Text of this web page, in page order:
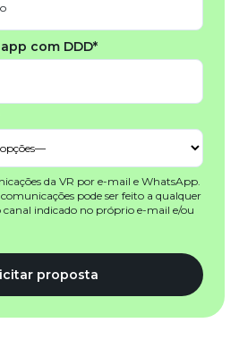
com DDD*
da VR por e-mail e WhatsApp.
pode ser feito a qualquer
indicado no próprio e-mail e/ou
proposta